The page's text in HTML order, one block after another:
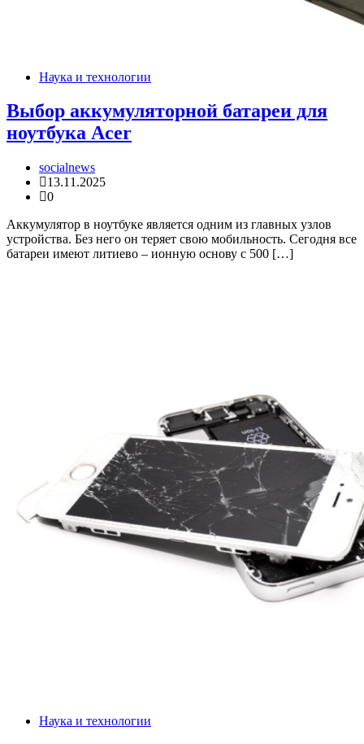
Наука и технологии
Выбор аккумуляторной батареи для
ноутбука Acer
socialnews
13.11.2025
0
Аккумулятор в ноутбуке является одним из главных узлов
устройства. Без него он теряет свою мобильность. Сегодня все
батареи имеют литиево – ионную основу с 500 […]
Наука и технологии